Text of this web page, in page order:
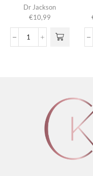
Dr Jackson
€10,99
Shine